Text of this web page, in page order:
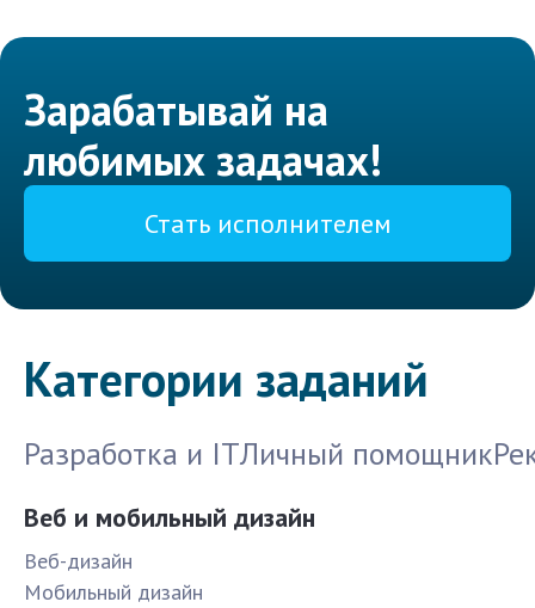
Зарабатывай на
любимых задачах!
Стать исполнителем
Категории заданий
Разработка и ITЛичный помощник
Веб и мобильный дизайн
Веб-дизайн
Мобильный дизайн